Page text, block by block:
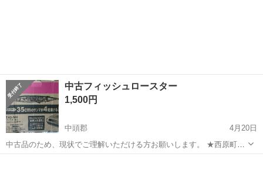
中古フィッシュロースター
1,500円
中頭郡
4月20日
中古品のため、現状でご理解いただける方お願いします。 ★西原町ま
で受取が可能な方お願いします。